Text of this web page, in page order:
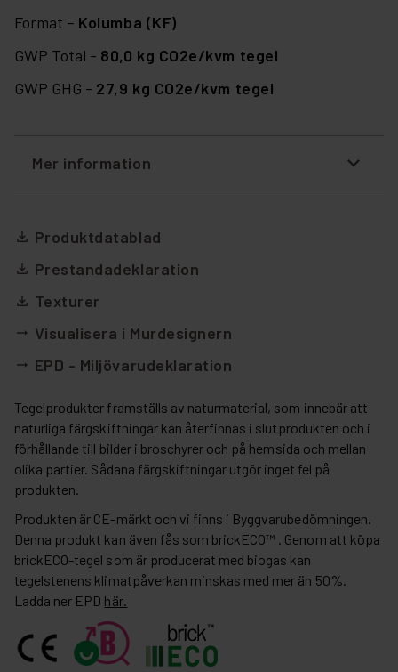
Format – Kolumba (KF)
GWP Total - 80,0 kg CO2e/kvm tegel
GWP GHG - 27,9 kg CO2e/kvm tegel
Mer information
file_download Produktdatablad
file_download Prestandadeklaration
file_download Texturer
arrow_right_alt Visualisera i Murdesignern
arrow_right_alt EPD - Miljövarudeklaration
Tegelprodukter framställs av naturmaterial, som innebär att
naturliga färgskiftningar kan återfinnas i slutprodukten och i
förhållande till bilder i broschyrer och på hemsida och mellan
olika partier. Sådana färgskiftningar utgör inget fel på
produkten.
Produkten är CE-märkt och vi finns i Byggvarubedömningen.
Denna produkt kan även fås som brickECO™ . Genom att köpa
brickECO-tegel som är producerat med biogas kan
tegelstenens klimatpåverkan minskas med mer än 50%.
Ladda ner EPD här.